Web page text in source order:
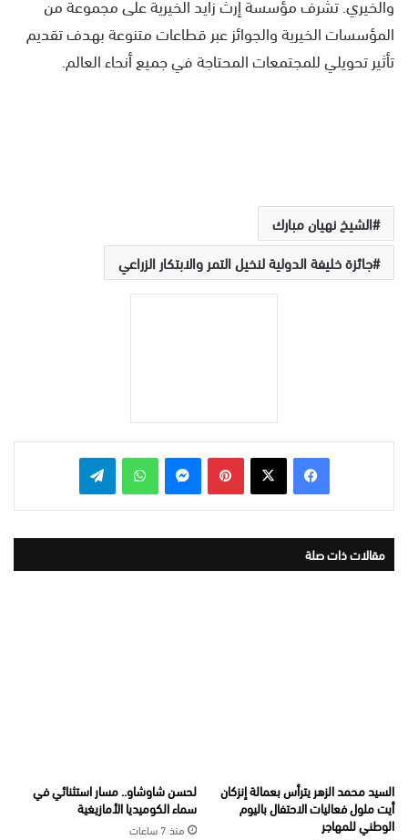
المؤسسات الخيرية والجوائز عبر قطاعات متنوعة بهدف تقديم
تأثير تحويلي للمجتمعات المحتاجة في جميع أنحاء العالم.
الشيخ نهيان مبارك
جائزة خليفة الدولية لنخيل التمر والابتكار الزراعي
بينتيريست واتساب
مقالات ذات صلة
السيد محمد الزهر يترأس بعمالة إنزكان
أيت ملول فعاليات الاحتفال باليوم
الوطني للمهاجر
لحسن شاوشاو.. مسار استثنائي في
سماء الكوميديا الأمازيغية
منذ 7 ساعات